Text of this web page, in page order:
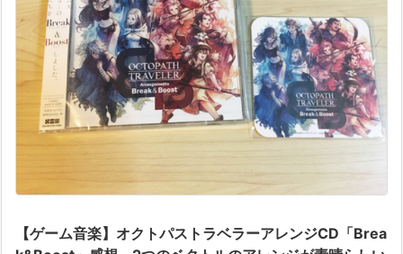
【ゲーム音楽】オクトパストラベラーアレンジCD「Brea